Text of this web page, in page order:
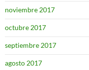
noviembre 2017
octubre 2017
septiembre 2017
agosto 2017